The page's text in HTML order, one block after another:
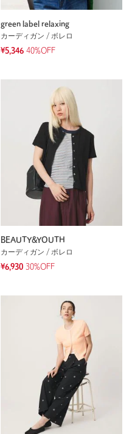
green label relaxing
カーディガン / ボレロ
¥5,346 40%OFF
BEAUTY&YOUTH
カーディガン / ボレロ
¥6,930 30%OFF